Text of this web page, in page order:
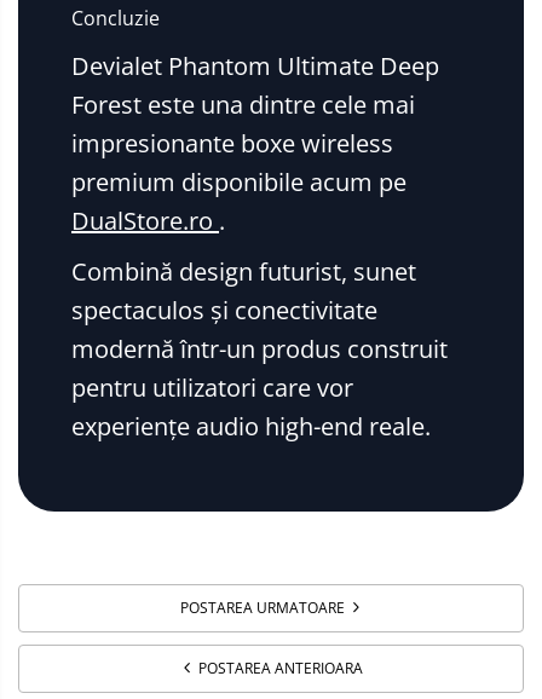
Concluzie
Devialet Phantom Ultimate Deep
Forest este una dintre cele mai
impresionante boxe wireless
premium disponibile acum pe
DualStore.ro .
Combină design futurist, sunet
spectaculos și conectivitate
modernă într-un produs construit
pentru utilizatori care vor
experiențe audio high-end reale.
POSTAREA URMATOARE
POSTAREA ANTERIOARA